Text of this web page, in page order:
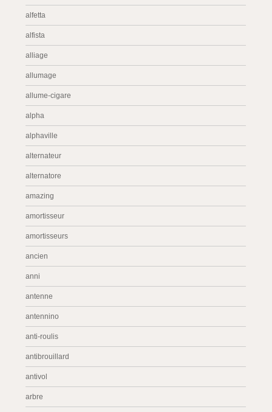
alfetta
alfista
alliage
allumage
allume-cigare
alpha
alphaville
alternateur
alternatore
amazing
amortisseur
amortisseurs
ancien
anni
antenne
antennino
anti-roulis
antibrouillard
antivol
arbre